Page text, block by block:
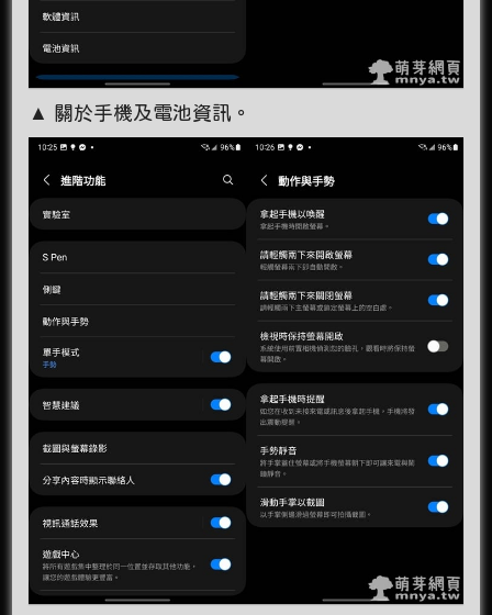
▲ 關於手機及電池資訊。